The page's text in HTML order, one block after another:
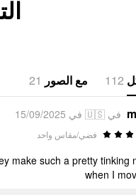
112 مع الصور 21
في 🇺🇸 في 15/09/2025
فضي/مقاس واحد
make such a pretty tinking
when I